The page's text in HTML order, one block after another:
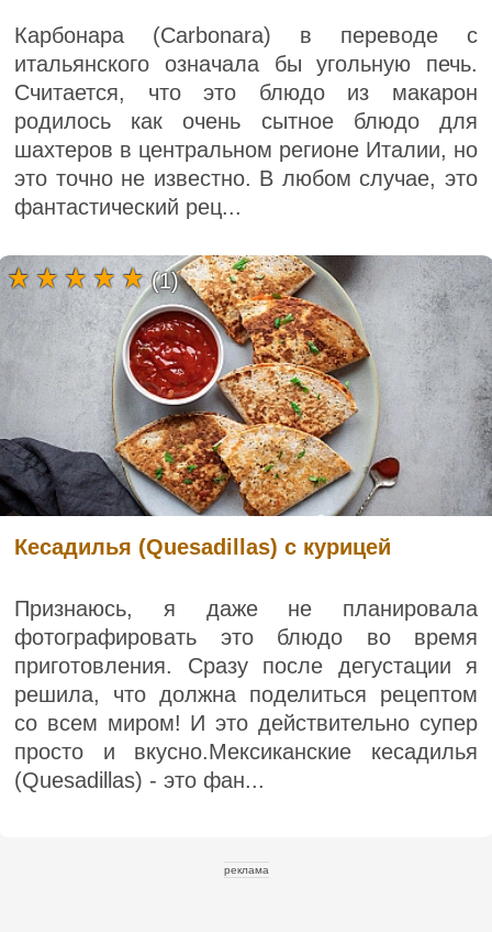
Карбонара (Carbonara) в переводе с
итальянского означала бы угольную печь.
Считается, что это блюдо из макарон
родилось как очень сытное блюдо для
шахтеров в центральном регионе Италии, но
это точно не известно. В любом случае, это
фантастический рец...
Кесадилья (Quesadillas) с курицей
Признаюсь, я даже не планировала
фотографировать это блюдо во время
приготовления. Сразу после дегустации я
решила, что должна поделиться рецептом
со всем миром! И это действительно супер
просто и вкусно.Мексиканские кесадилья
(Quesadillas) - это фан...
(1)
реклама